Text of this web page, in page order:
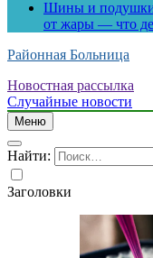
Шины и подушки
от жары — что
Районная Больница
Новостная рассылка
Случайные новости
Меню
Найти:
Заголовки